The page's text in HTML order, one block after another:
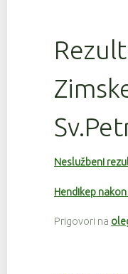
Neslužbeni
Hendikep
Prigovori na